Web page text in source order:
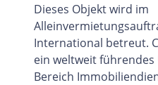
Dieses Objekt wird im
International betreut.
ein weltweit
Bereich